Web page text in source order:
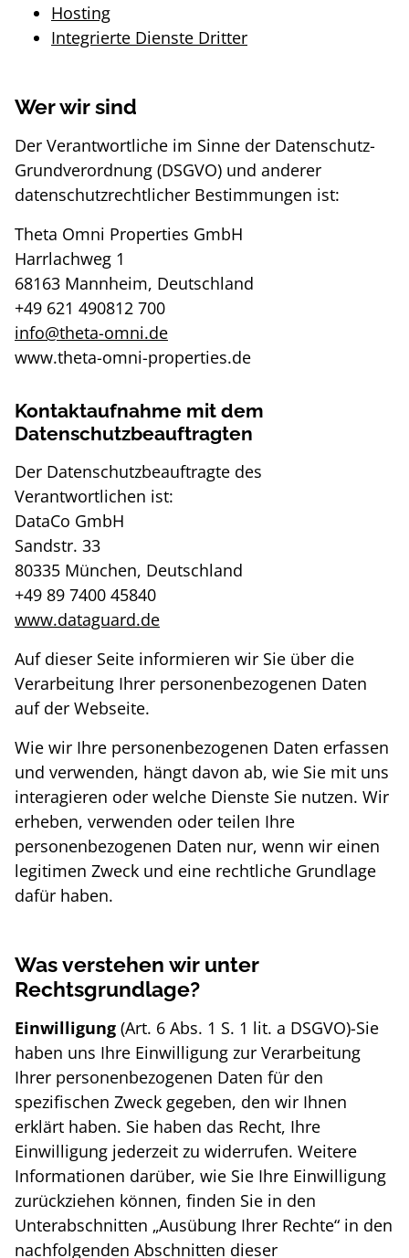
Hosting
Integrierte Dienste Dritter
Wer wir sind
Der Verantwortliche im Sinne der Datenschutz-
Grundverordnung (DSGVO) und anderer
datenschutzrechtlicher Bestimmungen ist:
Theta Omni Properties GmbH
Harrlachweg 1
68163 Mannheim, Deutschland
+49 621 490812 700
info@theta-omni.de
www.theta-omni-properties.de
Kontaktaufnahme mit dem
Datenschutzbeauftragten
Der Datenschutzbeauftragte des
Verantwortlichen ist:
DataCo GmbH
Sandstr. 33
80335 München, Deutschland
+49 89 7400 45840
www.dataguard.de
Auf dieser Seite informieren wir Sie über die
Verarbeitung Ihrer personenbezogenen Daten
auf der Webseite.
Wie wir Ihre personenbezogenen Daten erfassen
und verwenden, hängt davon ab, wie Sie mit uns
interagieren oder welche Dienste Sie nutzen. Wir
erheben, verwenden oder teilen Ihre
personenbezogenen Daten nur, wenn wir einen
legitimen Zweck und eine rechtliche Grundlage
dafür haben.
Was verstehen wir unter
Rechtsgrundlage?
Einwilligung (Art. 6 Abs. 1 S. 1 lit. a DSGVO)-Sie
haben uns Ihre Einwilligung zur Verarbeitung
Ihrer personenbezogenen Daten für den
spezifischen Zweck gegeben, den wir Ihnen
erklärt haben. Sie haben das Recht, Ihre
Einwilligung jederzeit zu widerrufen. Weitere
Informationen darüber, wie Sie Ihre Einwilligung
zurückziehen können, finden Sie in den
Unterabschnitten „Ausübung Ihrer Rechte“ in den
nachfolgenden Abschnitten dieser